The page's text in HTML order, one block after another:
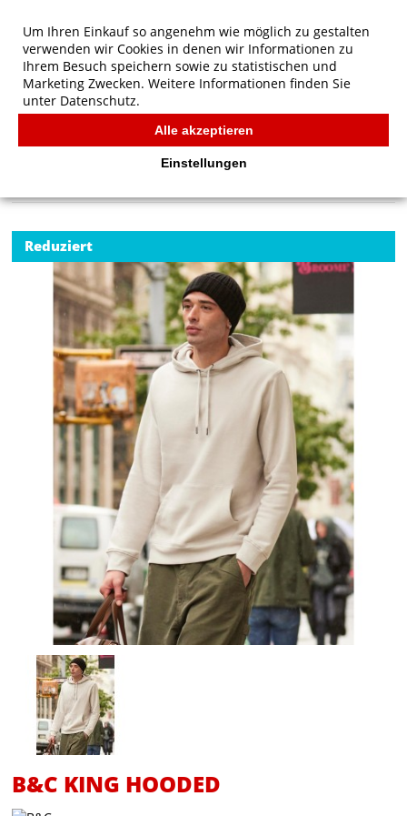
B&C KING Hooded
Reduziert
B&C KING HOODED
Um Ihren Einkauf so angenehm wie möglich zu gestalten
verwenden wir Cookies in denen wir Informationen zu
Ihrem Besuch speichern sowie zu statistischen und
Marketing Zwecken. Weitere Informationen finden Sie
unter Datenschutz.
Alle akzeptieren
Einstellungen